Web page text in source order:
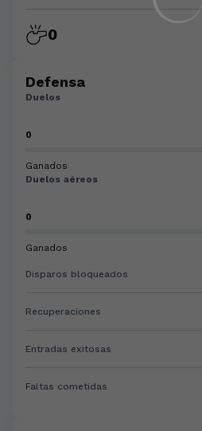
0
Defensa
Duelos
0
Ganados
Duelos aéreos
0
Ganados
Disparos bloqueados
Recuperaciones
Entradas exitosas
Faltas cometidas